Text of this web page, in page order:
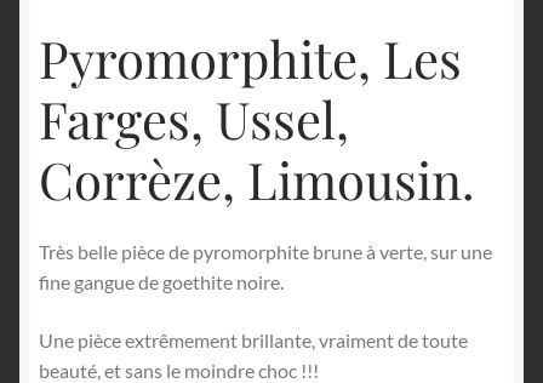
Pyromorphite, Les
Farges, Ussel,
Corrèze, Limousin.
Très belle pièce de pyromorphite brune à verte, sur une
fine gangue de goethite noire.
Une pièce extrêmement brillante, vraiment de toute
beauté, et sans le moindre choc !!!